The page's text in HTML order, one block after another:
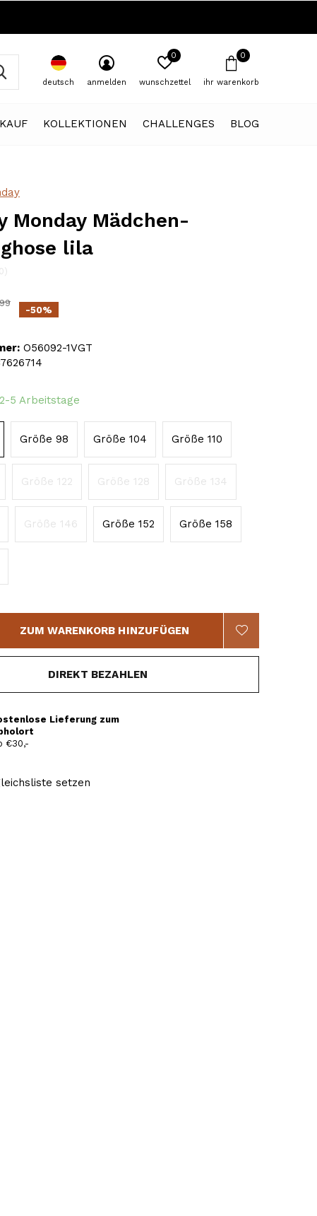
KOLLEKTIONEN CHALLENGES BLOG
deutsch anmelden wunschzettel
0
ihr warenkorb
0
Monday Mädchen-
lila
-50%
O56092-1VGT
5 Arbeitstage
Größe 98 Größe 104 Größe 110
Größe 122 Größe 128 Größe 134
Größe 146 Größe 152 Größe 158
ZUM WARENKORB HINZUFÜGEN
DIREKT BEZAHLEN
Lieferung zum
€30,-
setzen